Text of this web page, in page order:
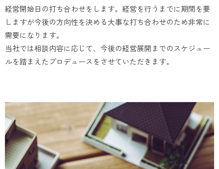
経営開始日の打ち合わせをします。経営を行うまでに期間を要
しますが今後の方向性を決める大事な打ち合わせのため非常に
需要になります。
当社では相談内容に応じて、今後の経営展開までのスケジュー
ルを踏まえたプロデュースをさせていただきます。